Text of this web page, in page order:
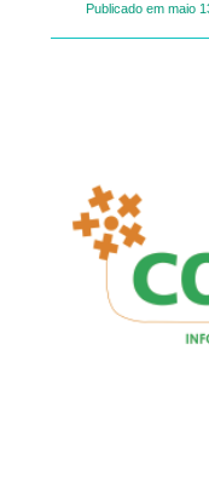
Publicado em maio